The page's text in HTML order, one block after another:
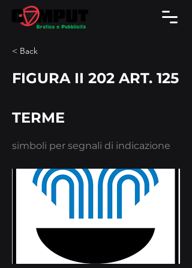
< Back
FIGURA II 202 ART. 125
TERME
simboli per segnali di indicazione